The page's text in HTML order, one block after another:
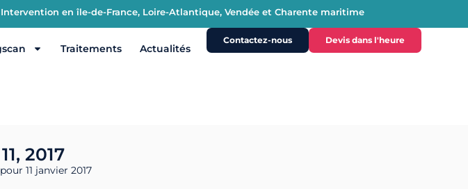
Intervention en île-de-France, Loire-Atlantique, Vendée et Charente maritime
Traitements Actualités
Contactez-nous Devis dans l'heure
2017
11 janvier 2017